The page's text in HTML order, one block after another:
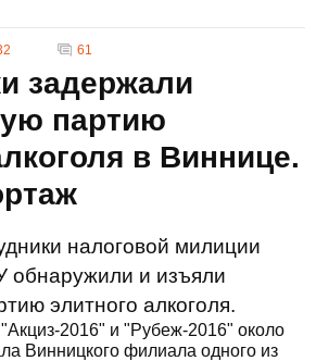
61
задержали
партию
в Виннице.
налоговой милиции
обнаружили и изъяли
элитного алкоголя.
2016" и "Рубеж-2016" около
Винницкого филиала одного из